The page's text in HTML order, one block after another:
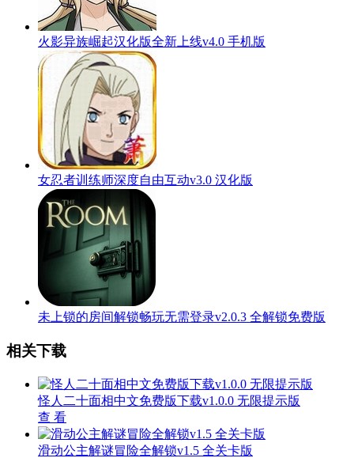
火影异族崛起汉化版全新上线v4.0 手机版
女忍者训练师深度自由互动v3.0 汉化版
未上锁的房间解锁畅玩无需登录v2.0.3 全解锁免费版
相关下载
怪人二十面相中文免费版下载v1.0.0 无限提示版
查 看
滑动公主解谜冒险全解锁v1.5 全关卡版